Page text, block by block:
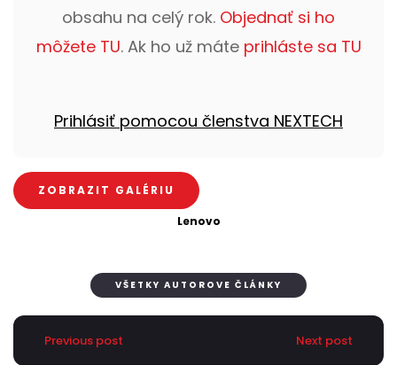
obsahu na celý rok. Objednať si ho
môžete TU. Ak ho už máte prihláste sa TU
Prihlásiť pomocou členstva NEXTECH
ZOBRAZIT GALÉRIU
Lenovo
VŠETKY AUTOROVE ČLÁNKY
Previous post Next post